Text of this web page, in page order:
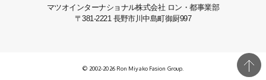
マツオインターナショナル株式会社 ロン・都事業部
〒381-2221 長野市川中島町御厨997
© 2002-2026 Ron Miyako Fasion Group.